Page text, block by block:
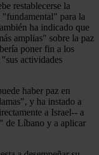
restablecerse la
"fundamental" para la
ha indicado que
amplias" sobre la paz
poner fin a los
actividades
haber paz en
y ha instado a
a Israel-- a
de Líbano y a aplicar